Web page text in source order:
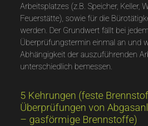
Arbeitsplatzes (z.B. Speicher, Keller,
Feuerstätte), sowie für die
werden. Der Grundwert fällt bei
Überprüfungstermin einmal an und
Abhängigkeit der auszuführenden
unterschiedlich bemessen.
5 Kehrungen (feste
Überprüfungen von
– gasförmige Brennstoffe)